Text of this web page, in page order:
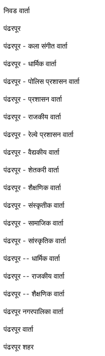
निवड वार्ता
पंढरपूर
पंढरपूर - कला संगीत वार्ता
पंढरपूर - धार्मिक वार्ता
पंढरपूर - पोलिस प्रशासन वार्ता
पंढरपूर - प्रशासन वार्ता
पंढरपूर - राजकीय वार्ता
पंढरपूर - रेल्वे प्रशासन वार्ता
पंढरपूर - वैद्यकीय वार्ता
पंढरपूर - शेतकरी वार्ता
पंढरपूर - शैक्षणिक वार्ता
पंढरपूर - संस्कृतीक वार्ता
पंढरपूर - सामाजिक वार्ता
पंढरपूर - सांस्कृतिक वार्ता
पंढरपूर -- धार्मिक वार्ता
पंढरपूर -- राजकीय वार्ता
पंढरपूर -- शैक्षणिक वार्ता
पंढरपूर नगरपालिका वार्ता
पंढरपूर वार्ता
पंढरपूर शहर